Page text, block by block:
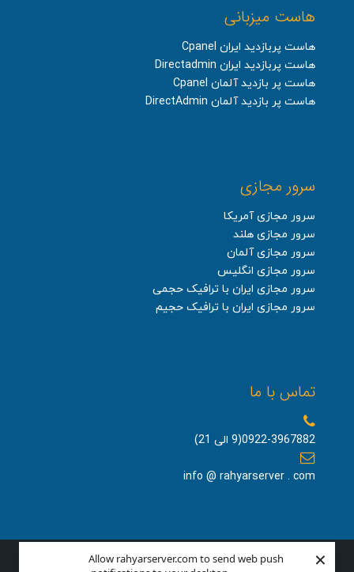
Allow rahyarserver.com to send web push
×
هاست میزبانی
هاست پربازدید ایران Cpanel
هاست پربازدید ایران Directadmin
هاست پر بازدید آلمان Cpanel
هاست پر بازدید آلمان DirectAdmin
سرور مجازی
سرور مجازی آمریکا
سرور مجازی هلند
سرور مجازی آلمان
سرور مجازی انگلیس
سرور مجازی ایران با ترافیک حجمی
سرور مجازی ایران با ترافیک حجیم
تماس با ما
0922-3967882(9 الی 21)
info @ rahyarserver . com